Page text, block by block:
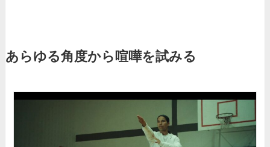
あらゆる角度から喧嘩を試みる